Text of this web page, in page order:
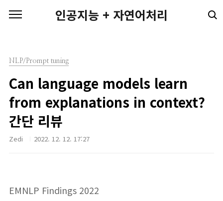
인공지능 + 자연어처리
NLP/Prompt tuning
Can language models learn
from explanations in context?
간단 리뷰
Zedi 2022. 12. 12. 17:27
EMNLP Findings 2022